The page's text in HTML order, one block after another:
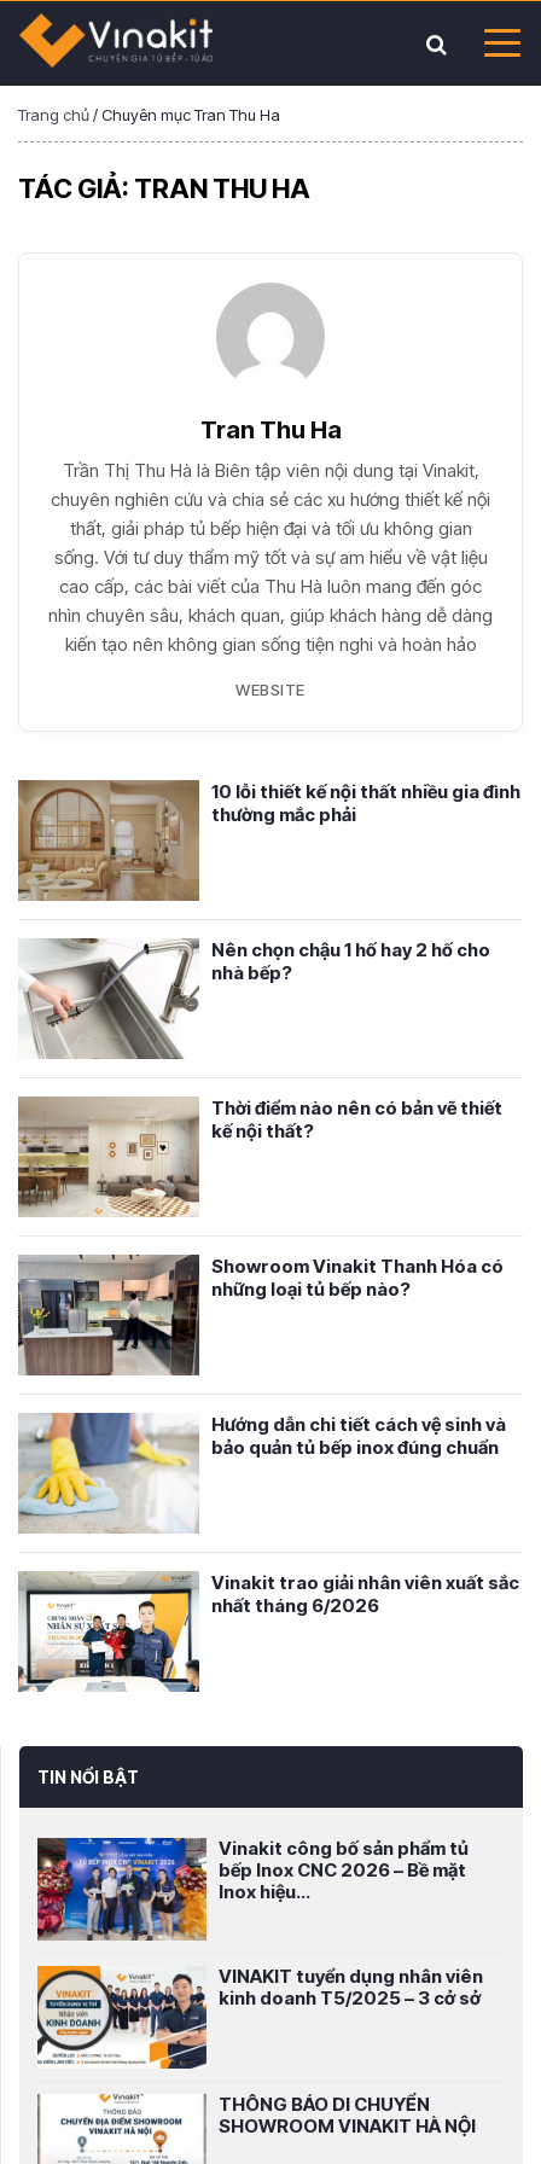
Trang chủ/Chuyên mục Tran Thu Ha
TÁC GIẢ: TRAN THU HA
Tran Thu Ha
Trần Thị Thu Hà là Biên tập viên nội dung tại Vinakit,
chuyên nghiên cứu và chia sẻ các xu hướng thiết kế nội
thất, giải pháp tủ bếp hiện đại và tối ưu không gian
sống. Với tư duy thẩm mỹ tốt và sự am hiểu về vật liệu
cao cấp, các bài viết của Thu Hà luôn mang đến góc
nhìn chuyên sâu, khách quan, giúp khách hàng dễ dàng
kiến tạo nên không gian sống tiện nghi và hoàn hảo
WEBSITE
10 lỗi thiết kế nội thất nhiều gia đình
thường mắc phải
Nên chọn chậu 1 hố hay 2 hố cho
nhà bếp?
Thời điểm nào nên có bản vẽ thiết
kế nội thất?
Showroom Vinakit Thanh Hóa có
những loại tủ bếp nào?
Hướng dẫn chi tiết cách vệ sinh và
bảo quản tủ bếp inox đúng chuẩn
Vinakit trao giải nhân viên xuất sắc
nhất tháng 6/2026
TIN NỔI BẬT
Vinakit công bố sản phẩm tủ
bếp Inox CNC 2026 – Bề mặt
Inox hiệu...
VINAKIT tuyển dụng nhân viên
kinh doanh T5/2025 – 3 cở sở
THÔNG BÁO DI CHUYỂN
SHOWROOM VINAKIT HÀ NỘI